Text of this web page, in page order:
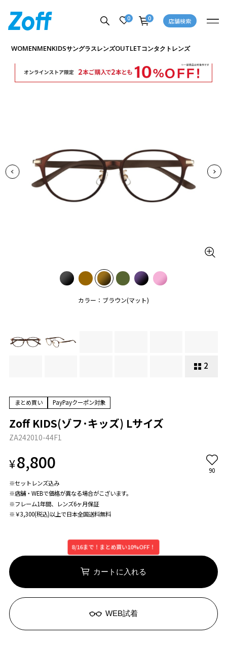
0 0 店舗検索
WOMENMENKIDSサングラスレンズOUTLETコンタクトレンズ
カラー：ブラウン(マット)
2
商品詳細ページへ
まとめ買い PayPayクーポン対象
Zoff KIDS(ゾフ･キッズ) Lサイズ
ZA242010-44F1
¥8,800 90
※セットレンズ込み
※店舗・WEBで価格が異なる場合がこざいます。
※フレーム1年間、レンズ6ヶ月保証
※￥3,300(税込)以上で日本全国送料無料
8/16まで！まとめ買い10%OFF！
カートに入れる
WEB試着